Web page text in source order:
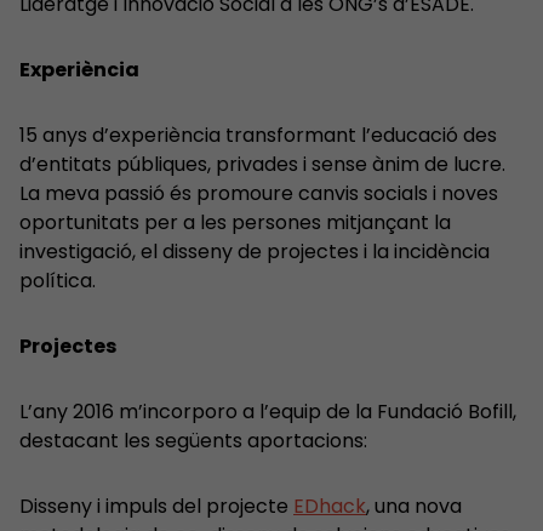
Experiència
15 anys d’experiència transformant l’educació des
d’entitats públiques, privades i sense ànim de lucre.
La meva passió és promoure canvis socials i noves
oportunitats per a les persones mitjançant la
investigació, el disseny de projectes i la incidència
política.
Projectes
L’any 2016 m’incorporo a l’equip de la Fundació Bofill,
destacant les següents aportacions:
Disseny i impuls del projecte EDhack, una nova